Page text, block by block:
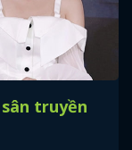
truyền